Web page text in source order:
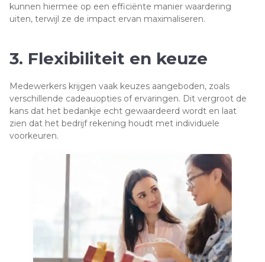
kunnen hiermee op een efficiënte manier waardering
uiten, terwijl ze de impact ervan maximaliseren.
3. Flexibiliteit en keuze
Medewerkers krijgen vaak keuzes aangeboden, zoals
verschillende cadeauopties of ervaringen. Dit vergroot de
kans dat het bedankje echt gewaardeerd wordt en laat
zien dat het bedrijf rekening houdt met individuele
voorkeuren.